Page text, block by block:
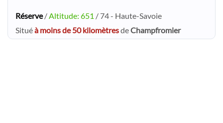
Réserve/ Altitude: 651 / 74 - Haute-Savoie
Situéà moins de 50 kilomètresdeChampfromier